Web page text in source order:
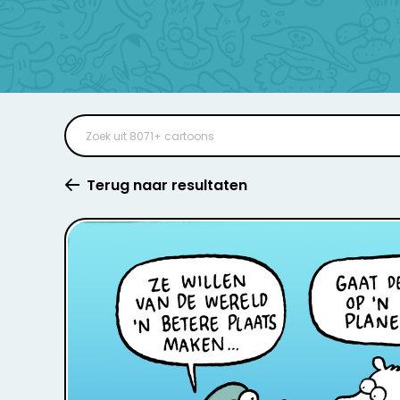
Terug naar resultaten